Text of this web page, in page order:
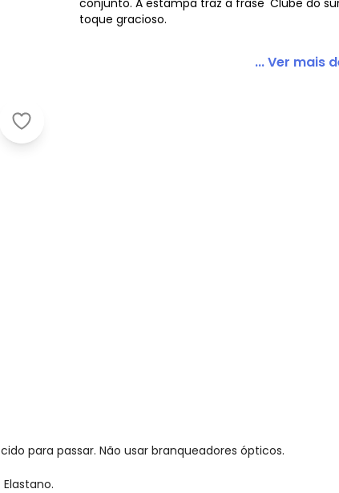
Marlan - Conjunto Camiseta Manga Longa Uv e
conjunto. A estampa traz a frase 'Clube do
toque gracioso.
... Ver mais
para passar. Não usar branqueadores ópticos.